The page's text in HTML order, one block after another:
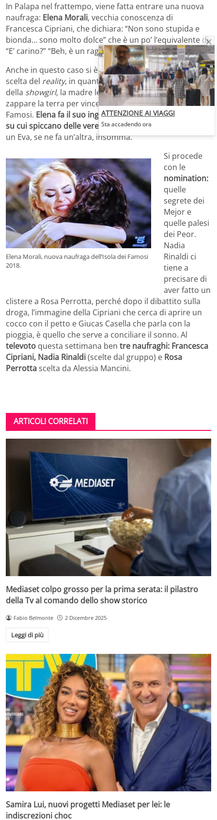
In Palapa nel frattempo, viene fatta entrare una nuova
naufraga: Elena Morali, vecchia conoscenza di
Francesca Cipriani, che dichiara: “Non sono stupida e
bionda… sono molto dolce” che è un po’ l’equivalente di
“E’ carino?” “Beh, è un ragazzo molto simpatico.”.
Anche in questo caso si è forse verificato un errore nella
scelta del reality, in quanto per stessa dichiarazione
della showgirl, la madre le aveva consigliato di andare a
zappare la terra per vincere l’ansia, anziché all’Isola dei
Famosi. Elena fa il suo ingresso con un bikini color carne
su cui spiccano delle vere e proprie foglie di fico.
un Eva, se ne fa un’altra, insomma.
Elena Morali, nuova naufraga dell’Isola dei Famosi
2018.
Si procede
con le
nomination:
quelle
segrete dei
Mejor e
quelle palesi
dei Peor.
Nadia
Rinaldi ci
tiene a
precisare di
aver fatto un
clistere a Rosa Perrotta, perché dopo il dibattito sulla
droga, l’immagine della Cipriani che cerca di aprire un
cocco con il petto e Giucas Casella che parla con la
pioggia, è quello che serve a conciliare il sonno. Al
televoto questa settimana ben tre naufraghi: Francesca
Cipriani, Nadia Rinaldi(scelte dal gruppo) e Rosa
Perrottascelta da Alessia Mancini.
ARTICOLI CORRELATI
Mediaset colpo grosso per la prima serata: il pilastro
della Tv al comando dello show storico
Fabio Belmonte 2 Dicembre 2025
Leggi di più
Samira Lui, nuovi progetti Mediaset per lei: le
indiscrezioni choc
ATTENZIONE AI VIAGGI
Sta accadendo ora